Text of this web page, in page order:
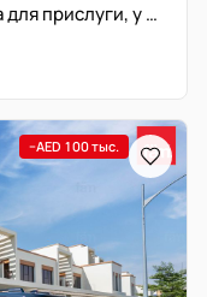
Угловая вилла 5 спален + комната для прислуги, у лагуны
−AED 100 тыс.